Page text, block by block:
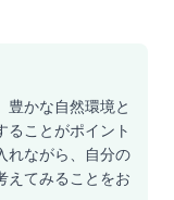
豊かな自然環境と
ることがポイント
れながら、自分の
えてみることをお